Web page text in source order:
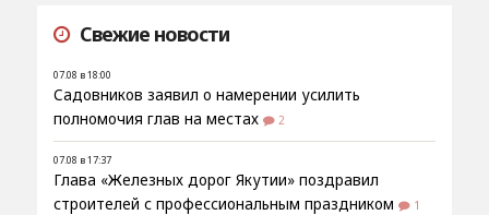
Свежие новости
07.08 в 18:00
Садовников заявил о намерении усилить
полномочия глав на местах
2
07.08 в 17:37
Глава «Железных дорог Якутии» поздравил
строителей с профессиональным праздником
1